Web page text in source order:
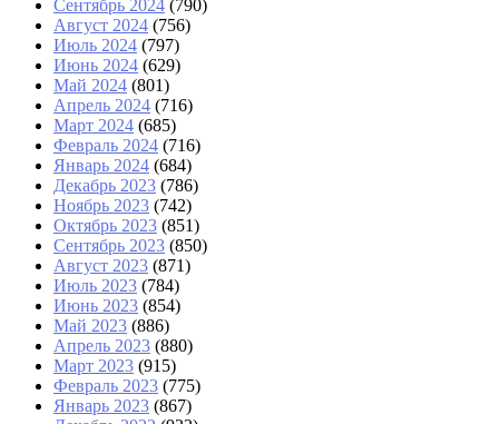
Сентябрь 2024 (790)
Август 2024 (756)
Июль 2024 (797)
Июнь 2024 (629)
Май 2024 (801)
Апрель 2024 (716)
Март 2024 (685)
Февраль 2024 (716)
Январь 2024 (684)
Декабрь 2023 (786)
Ноябрь 2023 (742)
Октябрь 2023 (851)
Сентябрь 2023 (850)
Август 2023 (871)
Июль 2023 (784)
Июнь 2023 (854)
Май 2023 (886)
Апрель 2023 (880)
Март 2023 (915)
Февраль 2023 (775)
Январь 2023 (867)